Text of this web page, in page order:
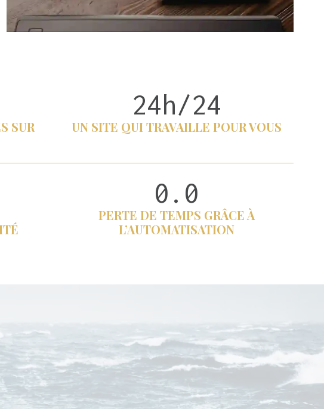
SUR
2
24h/24
UN SITE QUI TRAVAILLE POUR VOUS
0.0
PERTE DE TEMPS GRÂCE À
L’AUTOMATISATION